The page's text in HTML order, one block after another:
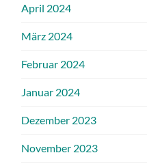
April 2024
März 2024
Februar 2024
Januar 2024
Dezember 2023
November 2023